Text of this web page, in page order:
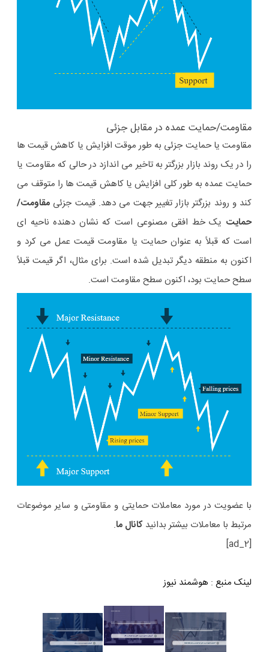
مقاومت/حمایت عمده در مقابل جزئی
مقاومت یا حمایت جزئی به طور موقت افزایش یا کاهش قیمت ها
را در یک روند بازار بزرگتر به تاخیر می اندازد در حالی که مقاومت یا
حمایت عمده به طور کلی افزایش یا کاهش قیمت ها را متوقف می
کند و روند بزرگتر بازار تغییر جهت می دهد. قیمت جزئی مقاومت/
حمایت یک خط افقی مصنوعی است که نشان دهنده ناحیه ای
است که قبلاً به عنوان حمایت یا مقاومت قیمت عمل می کرد و
اکنون به منطقه دیگر تبدیل شده است. برای مثال، اگر قیمت قبلاً
سطح حمایت بود، اکنون سطح مقاومت است.
با عضویت در مورد معاملات حمایتی و مقاومتی و سایر موضوعات
مرتبط با معاملات بیشتر بدانید کانال ما.
[ad_2]
لینک منبع : هوشمند نیوز